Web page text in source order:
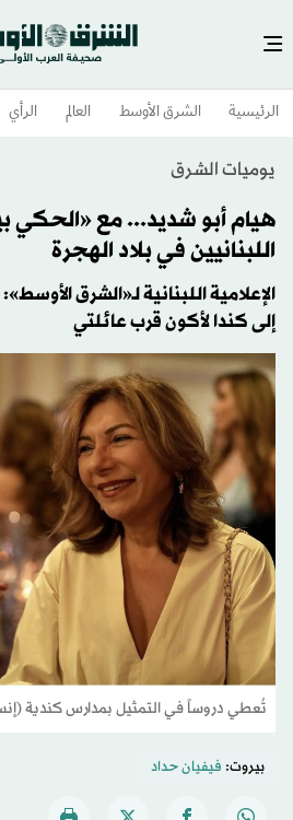
الرئيسية الشرق الأوسط​ العالم الرأي
يوميات الشرق
هيام أبو شديد... مع «الحكي
اللبنانيين في بلاد الهجرة
الإعلامية اللبنانية لـ«الشرق
إلى كندا لأكون قرب عائلتي
تُعطي دروساً في التمثيل بمدارس كندية
بيروت: فيفيان حداد